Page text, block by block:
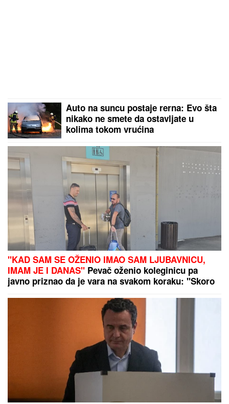
Auto na suncu postaje rerna: Evo šta
nikako ne smete da ostavljate u
kolima tokom vrućina
"KAD SAM SE OŽENIO IMAO SAM LJUBAVNICU,
IMAM JE I DANAS" Pevač oženio koleginicu pa
javno priznao da je vara na svakom koraku: "Skoro